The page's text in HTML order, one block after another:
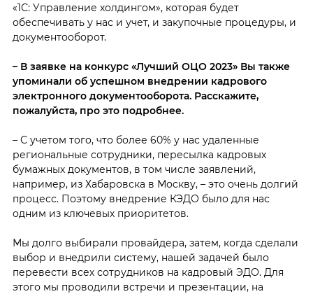
«1С: Управление холдингом», которая будет
обеспечивать у нас и учет, и закупочные процедуры, и
документооборот.
– В заявке на конкурс «Лучший ОЦО 2023» Вы также
упоминали об успешном внедрении кадрового
электронного документооборота. Расскажите,
пожалуйста, про это подробнее.
– С учетом того, что более 60% у нас удаленные
региональные сотрудники, пересылка кадровых
бумажных документов, в том числе заявлений,
например, из Хабаровска в Москву, – это очень долгий
процесс. Поэтому внедрение КЭДО было для нас
одним из ключевых приоритетов.
Мы долго выбирали провайдера, затем, когда сделали
выбор и внедрили систему, нашей задачей было
перевести всех сотрудников на кадровый ЭДО. Для
этого мы проводили встречи и презентации, на